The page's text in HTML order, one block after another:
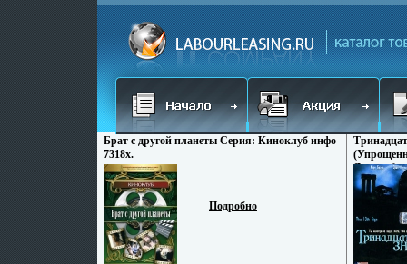
Брат с другой планеты Серия: Киноклуб инфо
7318x.
Подробно
код: 5